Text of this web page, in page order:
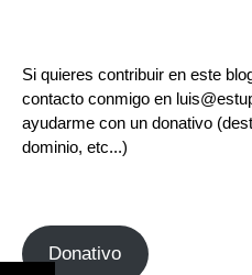
Si quieres contribuir en este
contacto conmigo en
ayudarme con un donativo
dominio, etc...)
Donativo